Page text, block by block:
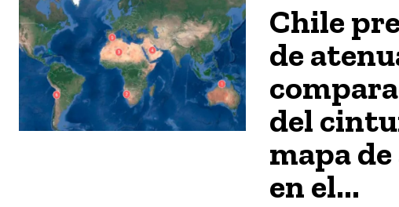
Chile
de
del
mapa
en el...